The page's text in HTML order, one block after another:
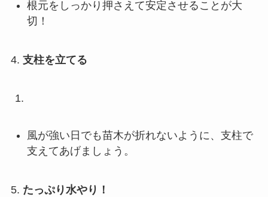
根元をしっかり押さえて安定させることが大
切！
4. 支柱を立てる
風が強い日でも苗木が折れないように、支柱で
支えてあげましょう。
5. たっぷり水やり！